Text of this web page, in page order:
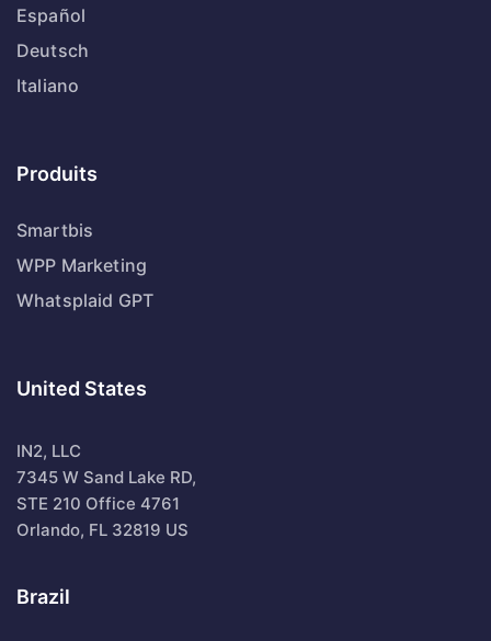
Español
Deutsch
Italiano
Produits
Smartbis
WPP Marketing
Whatsplaid GPT
United States
IN2, LLC
7345 W Sand Lake RD,
STE 210 Office 4761
Orlando, FL 32819 US
Brazil